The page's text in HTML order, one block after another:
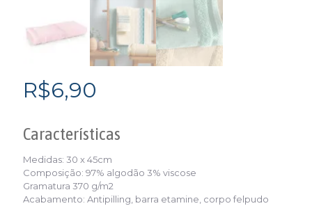
R$6,90
Características
Medidas: 30 x 45cm
Composição: 97% algodão 3% viscose
Gramatura 370 g/m2
Acabamento: Antipilling, barra etamine, corpo felpudo